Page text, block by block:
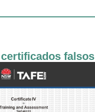
falsos